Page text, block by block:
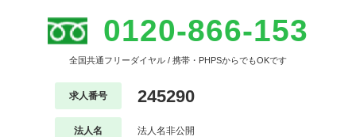
0120-866-153
全国共通フリーダイヤル / 携帯・PHPSからでもOKです
求人番号 245290
法人名 法人名非公開